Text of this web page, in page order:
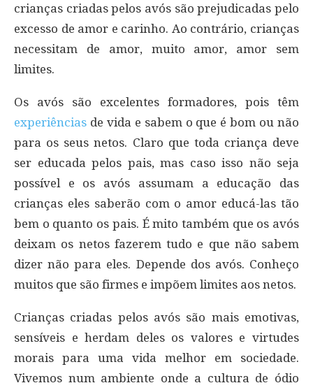
crianças criadas pelos avós são prejudicadas pelo
excesso de amor e carinho. Ao contrário, crianças
necessitam de amor, muito amor, amor sem
limites.
Os avós são excelentes formadores, pois têm
experiências de vida e sabem o que é bom ou não
para os seus netos. Claro que toda criança deve
ser educada pelos pais, mas caso isso não seja
possível e os avós assumam a educação das
crianças eles saberão com o amor educá-las tão
bem o quanto os pais. É mito também que os avós
deixam os netos fazerem tudo e que não sabem
dizer não para eles. Depende dos avós. Conheço
muitos que são firmes e impõem limites aos netos.
Crianças criadas pelos avós são mais emotivas,
sensíveis e herdam deles os valores e virtudes
morais para uma vida melhor em sociedade.
Vivemos num ambiente onde a cultura de ódio